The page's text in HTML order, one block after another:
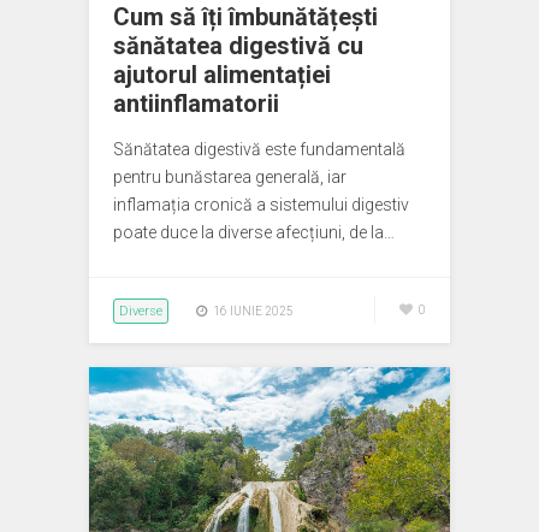
Cum să îți îmbunătățești
sănătatea digestivă cu
ajutorul alimentației
antiinflamatorii
Sănătatea digestivă este fundamentală
pentru bunăstarea generală, iar
inflamația cronică a sistemului digestiv
poate duce la diverse afecțiuni, de la…
Diverse 16 IUNIE 2025 0